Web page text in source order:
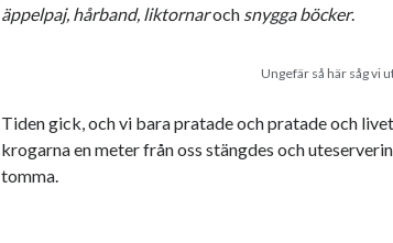
äppelpaj, hårband, liktornaroch snygga böcker.
Ungefär så här såg vi
Tiden gick, och vi bara pratade och pratade och
krogarna en meter från oss stängdes och
tomma.